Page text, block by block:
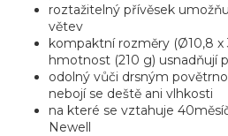
roztažitelný přívěsek
větev
kompaktní rozměry (Ø10,8 x
hmotnost (210 g) usnadňují
odolný vůči drsným
nebojí se deště ani vlhkosti
na které se vztahuje
Newell